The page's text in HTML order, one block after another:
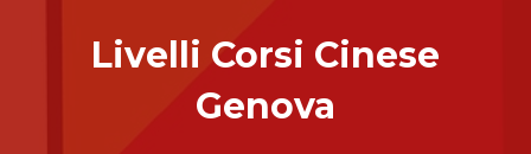
Livelli Corsi Cinese
Genova